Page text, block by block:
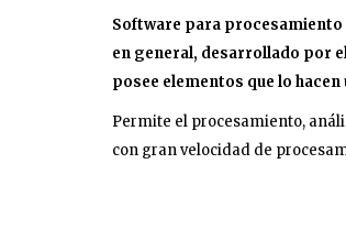
Software para
en general, desarrollado por
posee elementos que lo
Permite el procesamiento,
con gran velocidad de